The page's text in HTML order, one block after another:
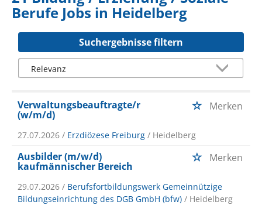
Berufe Jobs in Heidelberg
Suchergebnisse filtern
Verwaltungsbeauftragte/r
(w/m/d)
Merken
27.07.2026 / Erzdiözese Freiburg / Heidelberg
Ausbilder (m/w/d)
kaufmännischer Bereich
Merken
29.07.2026 / Berufsfortbildungswerk Gemeinnützige
Bildungseinrichtung des DGB GmbH (bfw) / Heidelberg